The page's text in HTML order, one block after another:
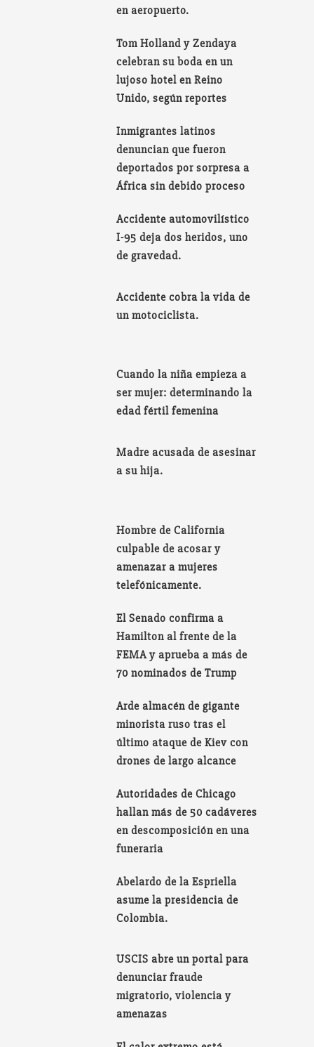
en aeropuerto.
Tom Holland y Zendaya
celebran su boda en un
lujoso hotel en Reino
Unido, según reportes
Inmigrantes latinos
denuncian que fueron
deportados por sorpresa a
África sin debido proceso
Accidente automovilístico
I-95 deja dos heridos, uno
de gravedad.
Accidente cobra la vida de
un motociclista.
Cuando la niña empieza a
ser mujer: determinando la
edad fértil femenina
Madre acusada de asesinar
a su hija.
Hombre de California
culpable de acosar y
amenazar a mujeres
telefónicamente.
El Senado confirma a
Hamilton al frente de la
FEMA y aprueba a más de
70 nominados de Trump
Arde almacén de gigante
minorista ruso tras el
último ataque de Kiev con
drones de largo alcance
Autoridades de Chicago
hallan más de 50 cadáveres
en descomposición en una
funeraria
Abelardo de la Espriella
asume la presidencia de
Colombia.
USCIS abre un portal para
denunciar fraude
migratorio, violencia y
amenazas